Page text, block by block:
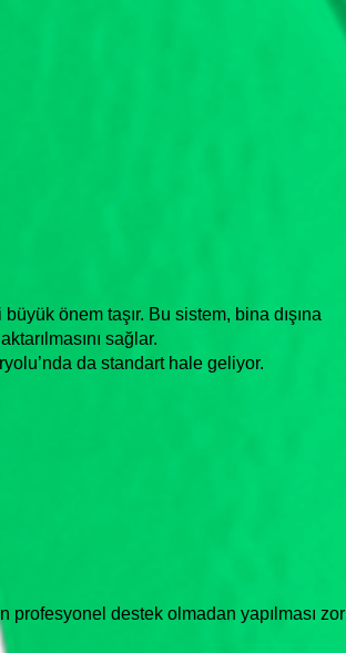
önem taşır. Bu sistem, bina dışına
sağlar.
da standart hale geliyor.
destek olmadan yapılması zor